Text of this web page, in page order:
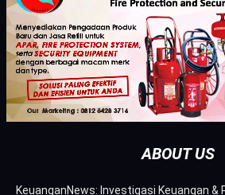
ABOUT US
KeuanganNews: Investigasi Keuangan &